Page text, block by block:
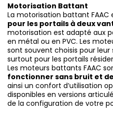
Motorisation Battant
La motorisation battant FAAC
pour les portails à deux
motorisation est adapté aux
en métal ou en PVC. Les
sont souvent choisis pour
surtout pour les portails
Les moteurs battants FAAC
fonctionner sans bruit et
ainsi un confort d’utilisation
disponibles en versions
de la configuration de votre